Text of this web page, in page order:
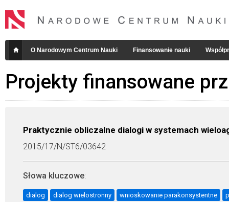
O Narodowym Centrum Nauki Finansowanie nauki
Projekty finansowane
Praktycznie obliczalne dialogi w systemach
2015/17/N/ST6/03642
Słowa kluczowe:
dialog dialog wielostronny wnioskowanie parakonsystentne